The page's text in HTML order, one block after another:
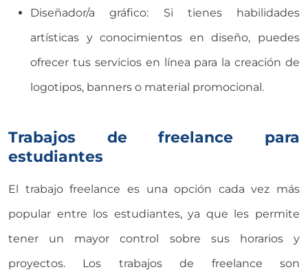
Diseñador/a gráfico: Si tienes habilidades
artísticas y conocimientos en diseño, puedes
ofrecer tus servicios en línea para la creación de
logotipos, banners o material promocional.
Trabajos de freelance para
estudiantes
El trabajo freelance es una opción cada vez más
popular entre los estudiantes, ya que les permite
tener un mayor control sobre sus horarios y
proyectos. Los trabajos de freelance son